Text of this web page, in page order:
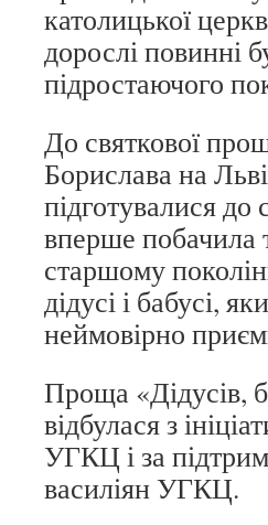
католицької
дорослі повинні
підростаючого
До святкової
Борислава на
підготувалися
вперше побачила
старшому
дідусі і бабусі,
неймовірно
Проща «Дідусів,
відбулася з
УГКЦ і за
василіян УГКЦ.